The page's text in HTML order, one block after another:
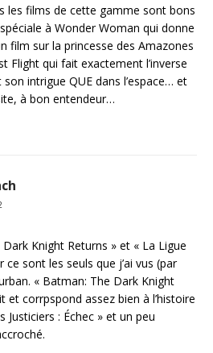
les films de cette gamme sont bons
à Wonder Woman qui donne
film sur la princesse des Amazones
Flight qui fait exactement l’inverse
intrigue QUE dans l’espace… et
à bon entendeur…
Knight Returns » et « La Ligue
ce sont les seuls que j’ai vus (par
« Batman: The Dark Knight
et corrpspond assez bien à l’histoire
Justiciers : Échec » et un peu